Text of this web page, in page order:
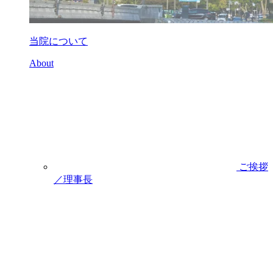
当院について
About
ご挨拶
／理事長